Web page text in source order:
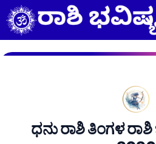
Skip
to
content
ಧನು ರಾಶಿ ತಿಂಗಳ ರಾಶಿ